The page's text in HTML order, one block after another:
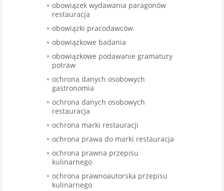
obowiązek wydawania paragonów
restauracja
obowiązki pracodawców
obowiązkowe badania
obowiązkowe podawanie gramatury
potraw
ochrona danych osobowych
gastronomia
ochrona danych osobowych
restauracja
ochrona marki restauracji
ochrona prawa do marki restauracja
ochrona prawna przepisu
kulinarnego
ochrona prawnoautorska przepisu
kulinarnego